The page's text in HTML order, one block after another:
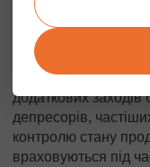
аварійними
збільшує
Сезонність
формуванні
додаткових
депресорів,
контролю стану
враховуються під